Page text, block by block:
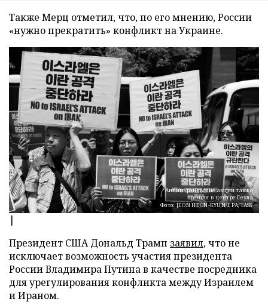
Также Мерц отметил, что, по его мнению, России
«нужно прекратить» конфликт на Украине.
Антиизраильские акции также
прошли в центре Сеула
Фото: JEON HEON-KYUN/EPA/TASS
|
Президент США Дональд Трамп заявил, что не
исключает возможность участия президента
России Владимира Путина в качестве посредника
для урегулирования конфликта между Израилем
и Ираном.